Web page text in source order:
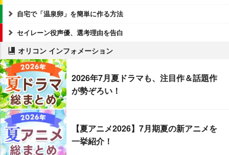
自宅で「温泉卵」を簡単に作る方法
セイレーン役声優、選考理由を告白
オリコン インフォメーション
2026年7月夏ドラマも、注目作＆話題作
が勢ぞろい！
【夏アニメ2026】7月期夏の新アニメを
一挙紹介！